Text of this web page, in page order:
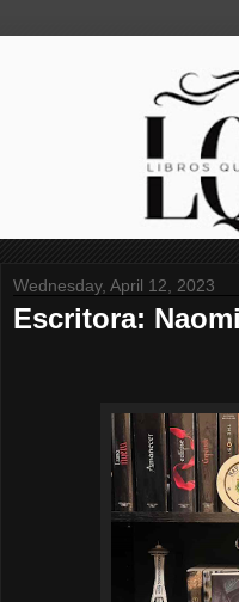
Wednesday, April 12, 2023
Escritora: